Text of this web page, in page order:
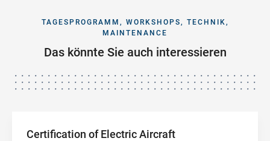
TAGESPROGRAMM, WORKSHOPS, TECHNIK,
MAINTENANCE
Das könnte Sie auch interessieren
Certification of Electric Aircraft